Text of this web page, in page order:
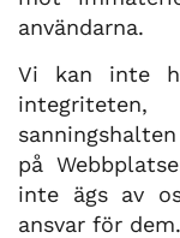
användarna.
Vi kan inte
på
inte ägs av
ansvar för dem.